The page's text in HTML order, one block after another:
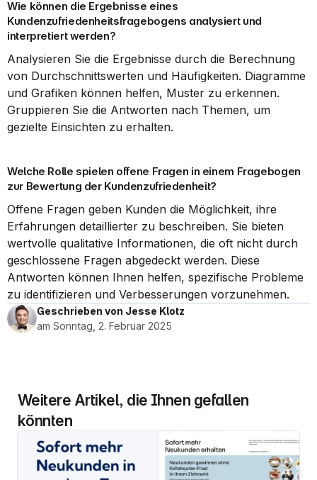
Wie können die Ergebnisse eines
Kundenzufriedenheitsfragebogens analysiert und
interpretiert werden?
Analysieren Sie die Ergebnisse durch die Berechnung
von Durchschnittswerten und Häufigkeiten. Diagramme
und Grafiken können helfen, Muster zu erkennen.
Gruppieren Sie die Antworten nach Themen, um
gezielte Einsichten zu erhalten.
Welche Rolle spielen offene Fragen in einem Fragebogen
zur Bewertung der Kundenzufriedenheit?
Offene Fragen geben Kunden die Möglichkeit, ihre
Erfahrungen detaillierter zu beschreiben. Sie bieten
wertvolle qualitative Informationen, die oft nicht durch
geschlossene Fragen abgedeckt werden. Diese
Antworten können Ihnen helfen, spezifische Probleme
zu identifizieren und Verbesserungen vorzunehmen.
Geschrieben von Jesse Klotz
am Sonntag, 2. Februar 2025
Weitere Artikel, die Ihnen gefallen
könnten